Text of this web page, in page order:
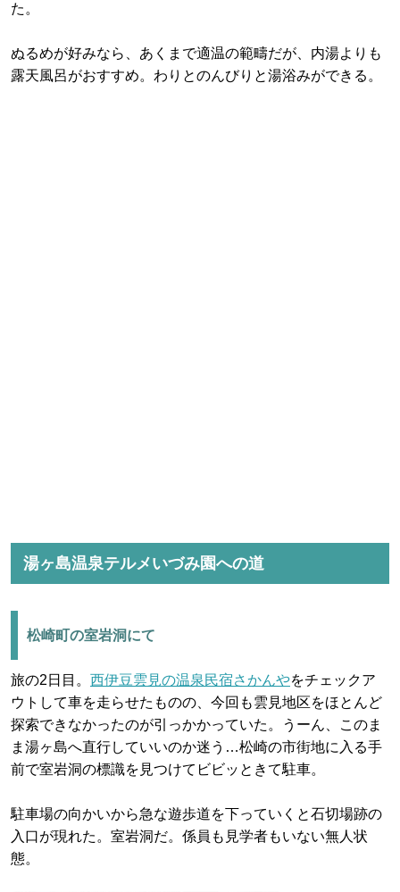
た。
ぬるめが好みなら、あくまで適温の範疇だが、内湯よりも
露天風呂がおすすめ。わりとのんびりと湯浴みができる。
湯ヶ島温泉テルメいづみ園への道
松崎町の室岩洞にて
旅の2日目。 西伊豆雲見の温泉民宿さかんやをチェックア
ウトして車を走らせたものの、今回も雲見地区をほとんど
探索できなかったのが引っかかっていた。うーん、このま
ま湯ヶ島へ直行していいのか迷う…松崎の市街地に入る手
前で室岩洞の標識を見つけてビビッときて駐車。
駐車場の向かいから急な遊歩道を下っていくと石切場跡の
入口が現れた。室岩洞だ。係員も見学者もいない無人状
態。